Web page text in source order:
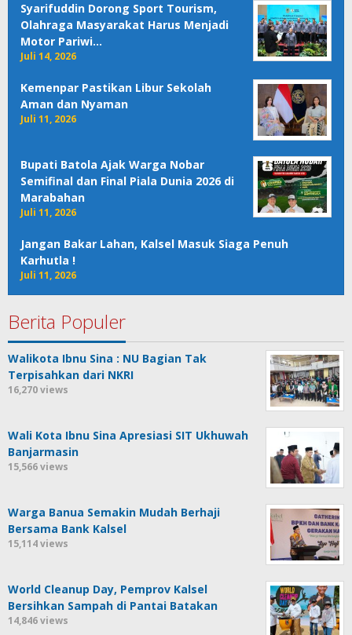
Syarifuddin Dorong Sport Tourism,
Olahraga Masyarakat Harus Menjadi
Motor Pariwi…
Juli 14, 2026
Kemenpar Pastikan Libur Sekolah
Aman dan Nyaman
Juli 11, 2026
Bupati Batola Ajak Warga Nobar
Semifinal dan Final Piala Dunia 2026 di
Marabahan
Juli 11, 2026
Jangan Bakar Lahan, Kalsel Masuk Siaga Penuh
Karhutla !
Juli 11, 2026
Berita Populer
Walikota Ibnu Sina : NU Bagian Tak
Terpisahkan dari NKRI
16,270 views
Wali Kota Ibnu Sina Apresiasi SIT Ukhuwah
Banjarmasin
15,566 views
Warga Banua Semakin Mudah Berhaji
Bersama Bank Kalsel
15,114 views
World Cleanup Day, Pemprov Kalsel
Bersihkan Sampah di Pantai Batakan
14,846 views